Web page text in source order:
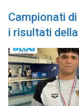
Campionati
i risultati